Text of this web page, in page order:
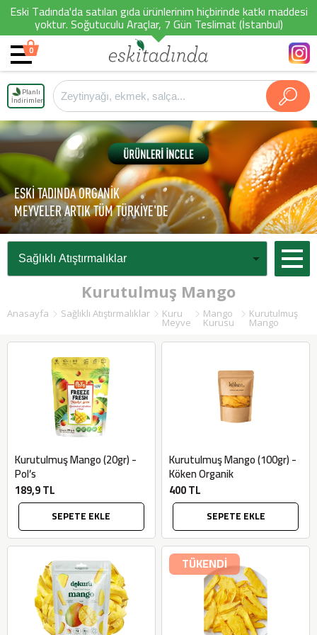
Eski Tadında'da satılan gıda ürünlerinim hiçbirinde katkı maddesi
yoktur. Soğutuculu Araçlar, 7 Gün Teslimat (İstanbul)
0
Planlı
İndirimler
ESKİ TADINDA ORGANİK
MEYVELER ARTIK TÜM TÜRKİYE'DE
Kurutulmuş Mango
Anasayfa Sağlıklı Atıştırmalıklar Kuru
Meyve
Mango
Kurusu
Kurutulmuş
Mango
Kurutulmuş Mango (20gr) -
Pol’s
189,9 TL
SEPETE EKLE
Kurutulmuş Mango (100gr) -
Köken Organik
400 TL
SEPETE EKLE
TÜKENDİ